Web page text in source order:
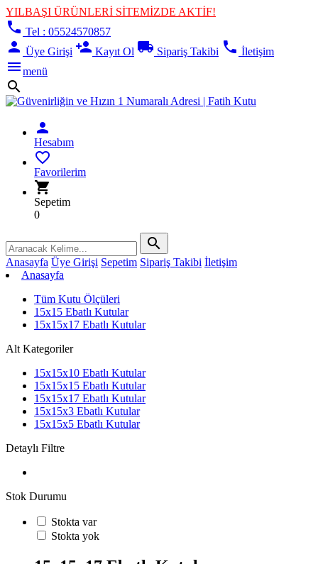
YILBAŞI ÜRÜNLERİ SİTEMİZDE AKTİF!
phone Tel : 05524570857
person Üye Girişi person_add Kayıt Ol local_shipping Sipariş Takibi phone İletişim
menumenü
search
person
Hesabım
favorite_border
Favorilerim
shopping_cart
Sepetim
0
search
Anasayfa Üye Girişi Sepetim Sipariş Takibi İletişim
Anasayfa
Tüm Kutu Ölçüleri
15x15 Ebatlı Kutular
15x15x17 Ebatlı Kutular
Alt Kategoriler
15x15x10 Ebatlı Kutular
15x15x15 Ebatlı Kutular
15x15x17 Ebatlı Kutular
15x15x3 Ebatlı Kutular
15x15x5 Ebatlı Kutular
Detaylı Filtre
Stok Durumu
Stokta var
Stokta yok